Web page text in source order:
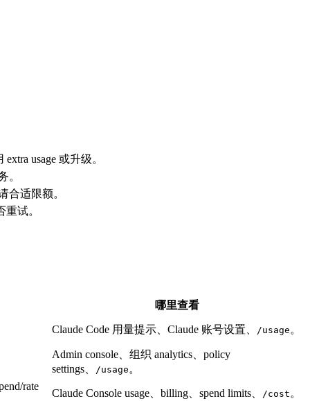
usage 或升级。
。
合适限额。
试。
哪里查看
Claude Code 用量提示、Claude 账号设置、 /usage 。
Admin console、组织 analytics、policy
settings、
/usage 。
rate
Claude Console usage、billing、spend limits、 /cost 。